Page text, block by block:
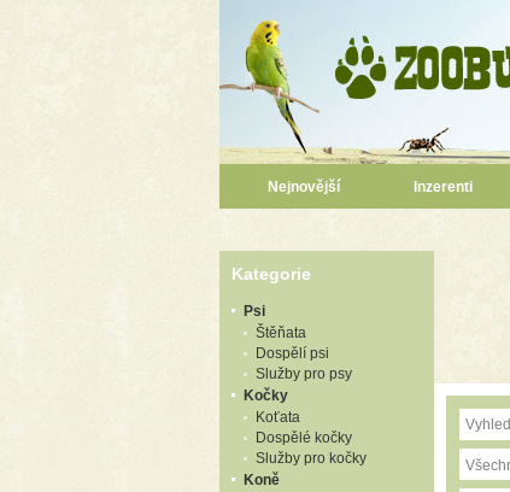
Nejnovější Inzerenti
Kategorie
Psi
Štěňata
Dospělí psi
Služby pro psy
Kočky
Koťata
Dospělé kočky
Služby pro kočky
Koně